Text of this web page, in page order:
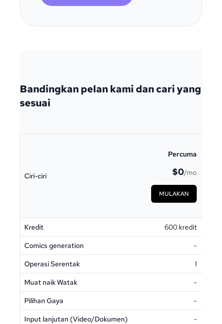
Bandingkan pelan kami dan cari yang
sesuai
Ciri-ciri
Percuma
$0/mo
MULAKAN
Kredit 600 kredit
Comics generation -
Operasi Serentak 1
Muat naik Watak -
Pilihan Gaya -
Input lanjutan (Video/Dokumen) -